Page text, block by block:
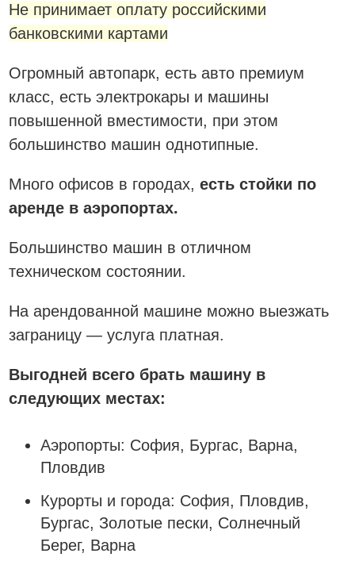
Не принимает оплату российскими
банковскими картами
Огромный автопарк, есть авто премиум
класс, есть электрокары и машины
повышенной вместимости, при этом
большинство машин однотипные.
Много офисов в городах,есть стойки по
аренде в аэропортах.
Большинство машин в отличном
техническом состоянии.
На арендованной машине можно выезжать
заграницу — услуга платная.
Выгодней всего брать машину в
следующих местах:
Аэропорты: София, Бургас, Варна,
Пловдив
Курорты и города: София, Пловдив,
Бургас, Золотые пески, Солнечный
Берег, Варна